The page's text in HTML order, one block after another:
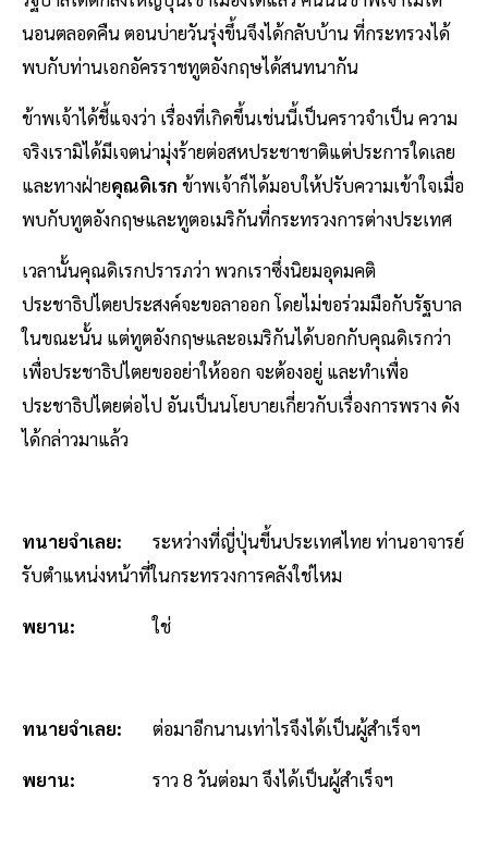
นอนตลอดคืน ตอนบ่ายวันรุ่งขึ้นจึงได้กลับบ้าน ที่กระทรวงได้
พบกับท่านเอกอัครราชทูตอังกฤษได้สนทนากัน
ข้าพเจ้าได้ชี้แจงว่า เรื่องที่เกิดขึ้นเช่นนี้เป็นคราวจำเป็น ความ
จริงเรามิได้มีเจตน่ามุ่งร้ายต่อสหประชาชาติแต่ประการใดเลย
และทางฝ่ายคุณดิเรก ข้าพเจ้าก็ได้มอบให้ปรับความเข้าใจเมื่อ
พบกับทูตอังกฤษและทูตอเมริกันที่กระทรวงการต่างประเทศ
เวลานั้นคุณดิเรกปรารภว่า พวกเราซึ่งนิยมอุดมคติ
ประชาธิปไตยประสงค์จะขอลาออก โดยไม่ขอร่วมมือกับรัฐบาล
ในขณะนั้น แต่ทูตอังกฤษและอเมริกันได้บอกกับคุณดิเรกว่า
เพื่อประชาธิปไตยขออย่าให้ออก จะต้องอยู่ และทำเพื่อ
ประชาธิปไตยต่อไป อันเป็นนโยบายเกี่ยวกับเรื่องการพราง ดัง
ได้กล่าวมาแล้ว
ทนายจำเลย:
ระหว่างที่ญี่ปุ่นขี้นประเทศไทย ท่านอาจารย์
รับตำแหน่งหน้าที่ในกระทรวงการคลังใช่ไหม
พยาน: ใช่
ทนายจำเลย: ต่อมาอีกนานเท่าไรจึงได้เป็นผู้สำเร็จฯ
พยาน: ราว 8 วันต่อมา จึงได้เป็นผู้สำเร็จฯ